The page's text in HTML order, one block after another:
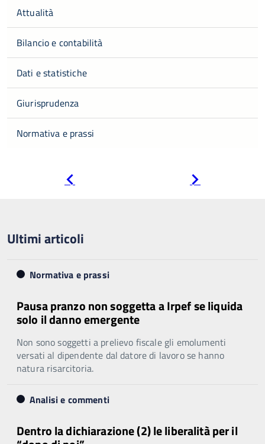
Attualità
Bilancio e contabilità
Dati e statistiche
Giurisprudenza
Normativa e prassi
Ultimi articoli
Normativa e prassi
Pausa pranzo non soggetta a Irpef se liquida
solo il danno emergente
Non sono soggetti a prelievo fiscale gli emolumenti
versati al dipendente dal datore di lavoro se hanno
natura risarcitoria.
Analisi e commenti
Dentro la dichiarazione (2) le liberalità per il